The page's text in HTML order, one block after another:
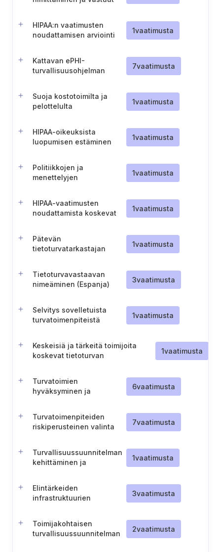
HIPAA:n vaatimusten
noudattamisen arviointi
1vaatimusta
Kattavan ePHI-
turvallisuusohjelman
7vaatimusta
Suoja kostotoimilta ja
pelottelulta
1vaatimusta
HIPAA-oikeuksista
luopumisen estäminen
1vaatimusta
Politiikkojen ja
menettelyjen
1vaatimusta
HIPAA-vaatimusten
noudattamista koskevat
1vaatimusta
Pätevän
tietoturvatarkastajan
1vaatimusta
Tietoturvavastaavan
nimeäminen (Espanja)
3vaatimusta
Selvitys sovelletuista
turvatoimenpiteistä
1vaatimusta
Keskeisiä ja tärkeitä toimijoita
koskevat tietoturvan
1vaatimusta
Turvatoimien
hyväksyminen ja
6vaatimusta
Turvatoimenpiteiden
riskiperusteinen valinta
7vaatimusta
Turvallisuussuunnitelman
kehittäminen ja
1vaatimusta
Elintärkeiden
infrastruktuurien
3vaatimusta
Toimijakohtaisen
turvallisuussuunnitelman
2vaatimusta